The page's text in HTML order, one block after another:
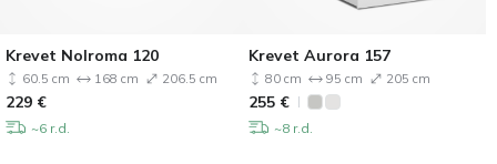
Krevet Nolroma 120
60.5 cm 168 cm 206.5 cm
229 €
~6 r.d.
Krevet Aurora 157
80 cm 95 cm 205 cm
255 €
~8 r.d.